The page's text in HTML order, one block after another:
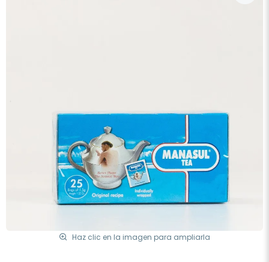
Haz clic en la imagen para ampliarla